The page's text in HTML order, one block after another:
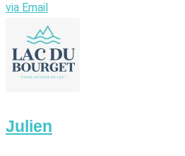
via Email
Julien